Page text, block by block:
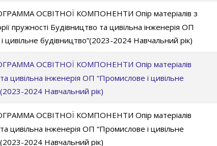
ОСВІТНОЇ КОМПОНЕНТИ Опір матеріалів з
пружності Будівництво та цивільна інженерія ОП
цивільне будівництво”(2023-2024 Навчальний рік)
ОСВІТНОЇ КОМПОНЕНТИ Опір матеріалів
цивільна інженерія ОП “Промислове і цивільне
2024 Навчальний рік)
ОСВІТНОЇ КОМПОНЕНТИ Опір матеріалів
цивільна інженерія ОП “Промислове і цивільне
2024 Навчальний рік)